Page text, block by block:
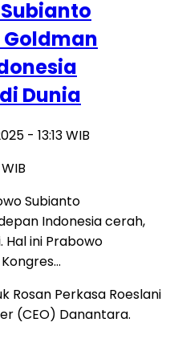
Goldman
Dunia
- 13:13 WIB
Subianto
Indonesia cerah,
Hal ini Prabowo